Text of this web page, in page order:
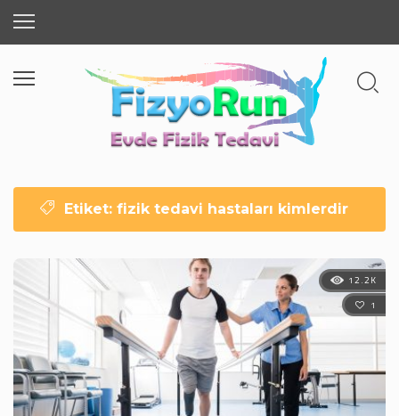
Etiket: fizik tedavi hastaları kimlerdir
12.2K
1